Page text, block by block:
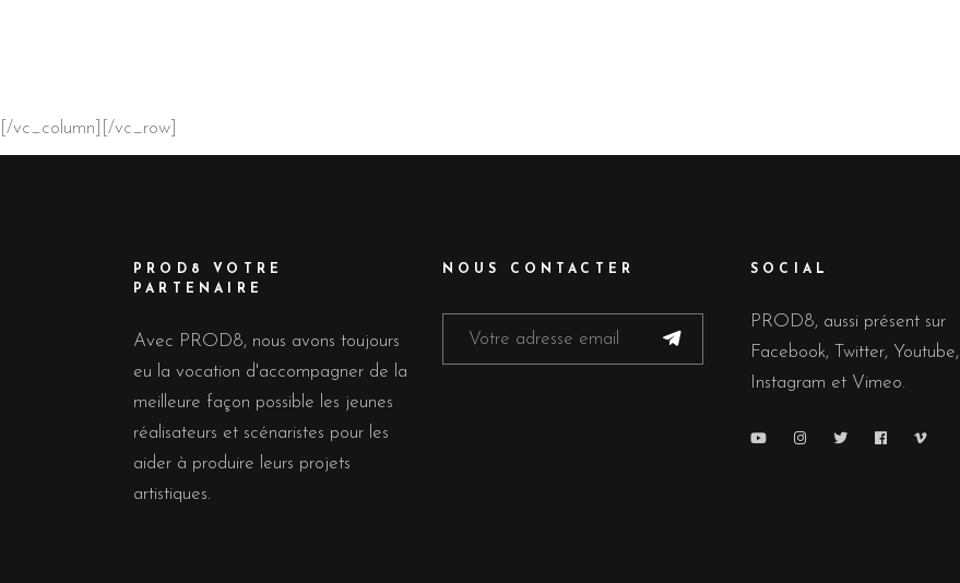
[/vc_column][/vc_row]
PROD8 VOTRE
PARTENAIRE
Avec PROD8, nous avons toujours
eu la vocation d'accompagner de la
meilleure façon possible les jeunes
réalisateurs et scénaristes pour les
aider à produire leurs projets
artistiques.
NOUS CONTACTER SOCIAL
PROD8, aussi présent sur
Facebook, Twitter, Youtube,
Instagram et Vimeo.